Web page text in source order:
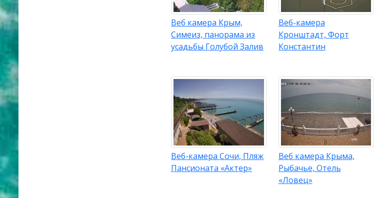
Веб камера Крым,
Симеиз, панорама из
усадьбы Голубой Залив
Веб-камера
Кронштадт, Форт
Константин
Веб-камера Сочи, Пляж
Пансионата «Актер»
Веб камера Крыма,
Рыбачье, Отель
«Ловец»